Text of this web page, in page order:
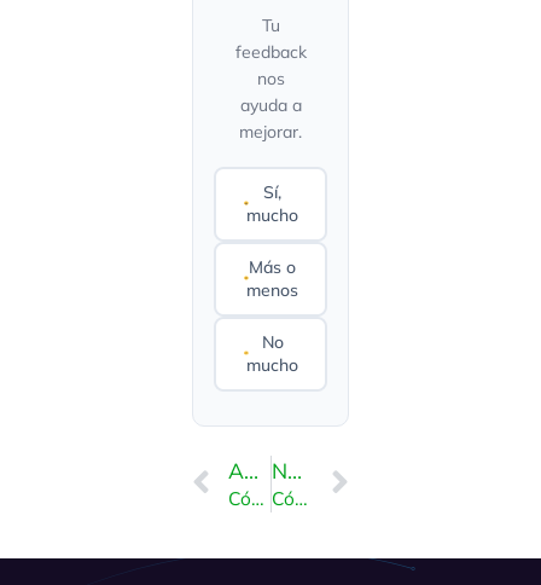
Tu
feedback
nos
ayuda a
mejorar.
Sí,
mucho
Más o
menos
No
mucho
ANTERIOR
Cómo habilitar el cargador ionCube usando CloudLinux Selector en DirectAdmin
NEXT
Cómo habilitar la extensión Mailparse de PHP usando CloudLinux Selector en DirectAdmin